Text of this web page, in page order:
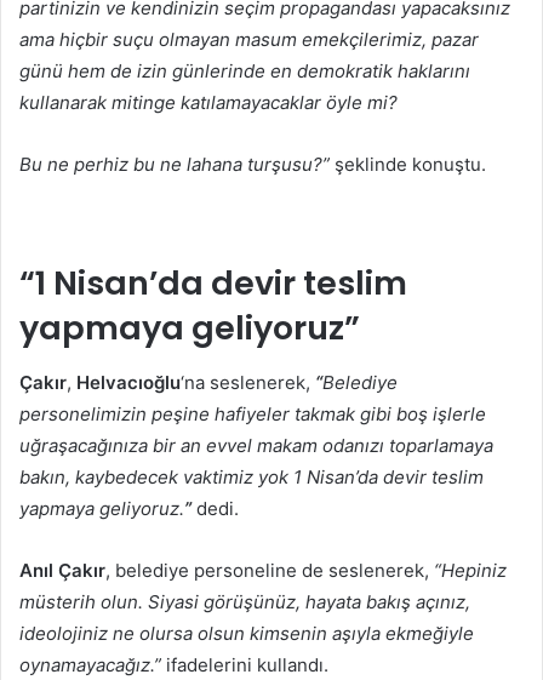
partinizin ve kendinizin seçim propagandası yapacaksınız
ama hiçbir suçu olmayan masum emekçilerimiz, pazar
günü hem de izin günlerinde en demokratik haklarını
kullanarak mitinge katılamayacaklar öyle mi?
Bu ne perhiz bu ne lahana turşusu?” şeklinde konuştu.
“1 Nisan’da devir teslim
yapmaya geliyoruz”
Çakır, Helvacıoğlu‘na seslenerek, “Belediye
personelimizin peşine hafiyeler takmak gibi boş işlerle
uğraşacağınıza bir an evvel makam odanızı toparlamaya
bakın, kaybedecek vaktimiz yok 1 Nisan’da devir teslim
yapmaya geliyoruz.”dedi.
Anıl Çakır, belediye personeline de seslenerek, “Hepiniz
müsterih olun. Siyasi görüşünüz, hayata bakış açınız,
ideolojiniz ne olursa olsun kimsenin aşıyla ekmeğiyle
oynamayacağız.” ifadelerini kullandı.